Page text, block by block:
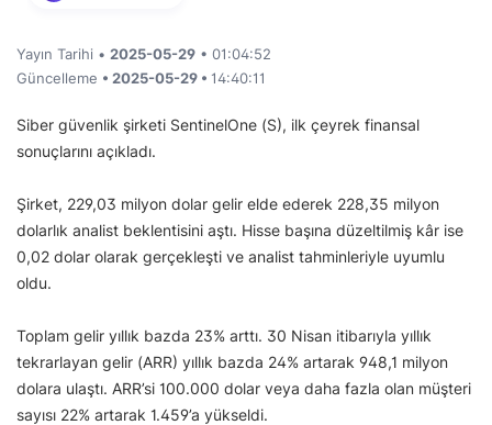
Yayın Tarihi • 2025-05-29 • 01:04:52
Güncelleme • 2025-05-29 • 14:40:11
Siber güvenlik şirketi SentinelOne (S), ilk çeyrek finansal
sonuçlarını açıkladı.
Şirket, 229,03 milyon dolar gelir elde ederek 228,35 milyon
dolarlık analist beklentisini aştı. Hisse başına düzeltilmiş kâr ise
0,02 dolar olarak gerçekleşti ve analist tahminleriyle uyumlu
oldu.
Toplam gelir yıllık bazda 23% arttı. 30 Nisan itibarıyla yıllık
tekrarlayan gelir (ARR) yıllık bazda 24% artarak 948,1 milyon
dolara ulaştı. ARR’si 100.000 dolar veya daha fazla olan müşteri
sayısı 22% artarak 1.459’a yükseldi.